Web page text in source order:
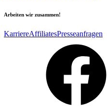
Arbeiten wir zusammen!
KarriereAffiliatesPresseanfragen